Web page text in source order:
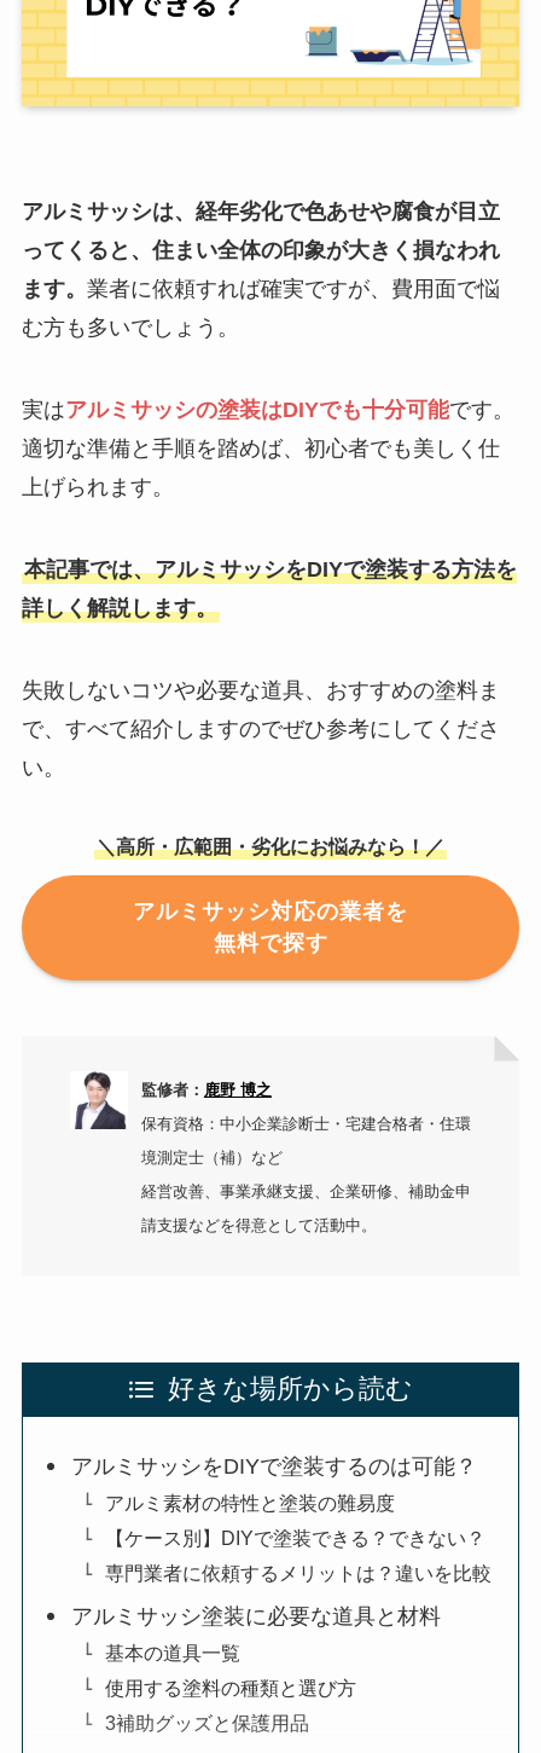
アルミサッシは、経年劣化で色あせや腐食が目立
ってくると、住まい全体の印象が大きく損なわれ
ます。 業者に依頼すれば確実ですが、費用面で悩
む方も多いでしょう。
実はアルミサッシの塗装はDIYでも十分可能です。
適切な準備と手順を踏めば、初心者でも美しく仕
上げられます。
本記事では、アルミサッシをDIYで塗装する方法を
詳しく解説します。
失敗しないコツや必要な道具、おすすめの塗料ま
で、すべて紹介しますのでぜひ参考にしてくださ
い。
＼高所・広範囲・劣化にお悩みなら！／
アルミサッシ対応の業者を
無料で探す
監修者： 鹿野 博之
保有資格：中小企業診断士・宅建合格者・住環
境測定士（補）など
経営改善、事業承継支援、企業研修、補助金申
請支援などを得意として活動中。
好きな場所から読む
アルミサッシをDIYで塗装するのは可能？
アルミ素材の特性と塗装の難易度
【ケース別】DIYで塗装できる？できない？
専門業者に依頼するメリットは？違いを比較
アルミサッシ塗装に必要な道具と材料
基本の道具一覧
使用する塗料の種類と選び方
3補助グッズと保護用品